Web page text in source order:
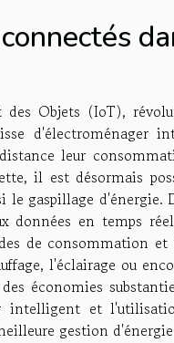
Objets (IoT),
d'électroménager
leur
il est désormais
le gaspillage
en temps
de consommation
l'éclairage ou
économies
intelligent et
gestion